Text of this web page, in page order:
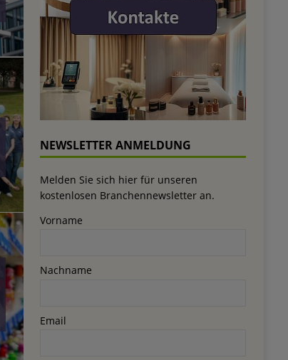
NEWSLETTER ANMELDUNG
Melden Sie sich hier für unseren
kostenlosen Branchennewsletter an.
Vorname
Nachname
Email